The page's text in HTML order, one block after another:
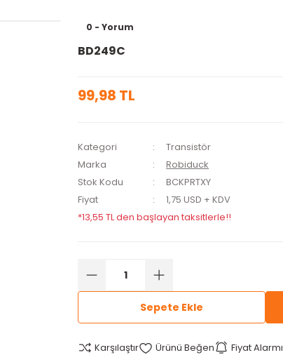
0 - Yorum
BD249C
99,98 TL
Kategori
Transistör
Marka
Robiduck
Stok Kodu
BCKPRTXY
Fiyat
1,75 USD + KDV
*13,55 TL den başlayan taksitlerle!!
Sepete Ekle
Karşılaştır Fiyat Alarmı